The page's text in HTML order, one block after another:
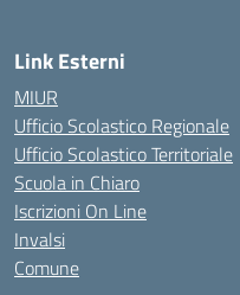
Link Esterni
MIUR
Ufficio Scolastico Regionale
Ufficio Scolastico Territoriale
Scuola in Chiaro
Iscrizioni On Line
Invalsi
Comune